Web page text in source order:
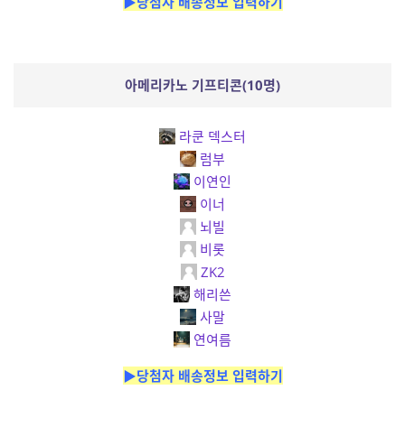
아메리카노 기프티콘(10명)
라쿤 덱스터
럼부
이연인
이너
뇌빌
비롯
ZK2
해리쓴
사말
연여름
▶당첨자 배송정보 입력하기